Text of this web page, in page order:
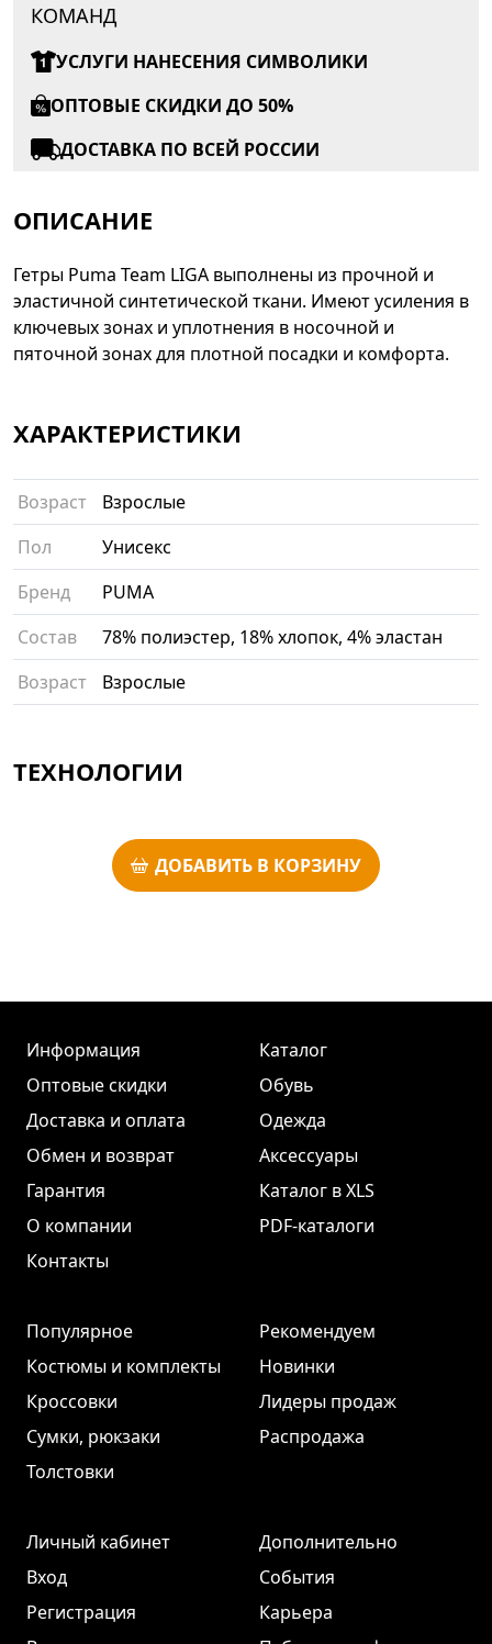
КОМАНД
УСЛУГИ НАНЕСЕНИЯ СИМВОЛИКИ
ОПТОВЫЕ СКИДКИ ДО 50%
ДОСТАВКА ПО ВСЕЙ РОССИИ
ОПИСАНИЕ
Гетры Puma Team LIGA выполнены из прочной и
эластичной синтетической ткани. Имеют усиления в
ключевых зонах и уплотнения в носочной и
пяточной зонах для плотной посадки и комфорта.
ХАРАКТЕРИСТИКИ
Возраст
Взрослые
Пол
Унисекс
Бренд
PUMA
Состав
78% полиэстер, 18% хлопок, 4% эластан
Возраст
Взрослые
ТЕХНОЛОГИИ
ДОБАВИТЬ В КОРЗИНУ
Информация
Оптовые скидки
Доставка и оплата
Обмен и возврат
Гарантия
О компании
Контакты
Каталог
Обувь
Одежда
Аксессуары
Каталог в XLS
PDF-каталоги
Популярное
Костюмы и комплекты
Кроссовки
Сумки, рюкзаки
Толстовки
Рекомендуем
Новинки
Лидеры продаж
Распродажа
Личный кабинет
Вход
Регистрация
Дополнительно
События
Карьера